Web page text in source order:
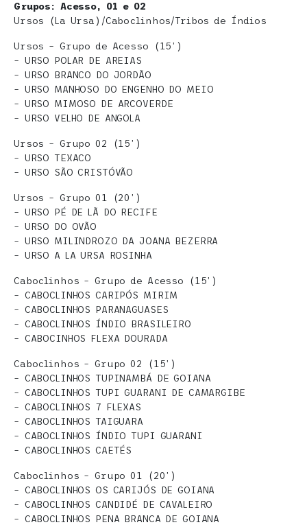
Grupos: Acesso, 01 e 02
Ursos (La Ursa)/Caboclinhos/Tribos de Índios
Ursos – Grupo de Acesso (15’)
– URSO POLAR DE AREIAS
– URSO BRANCO DO JORDÃO
– URSO MANHOSO DO ENGENHO DO MEIO
– URSO MIMOSO DE ARCOVERDE
– URSO VELHO DE ANGOLA
Ursos – Grupo 02 (15’)
– URSO TEXACO
– URSO SÃO CRISTÓVÃO
Ursos – Grupo 01 (20’)
– URSO PÉ DE LÃ DO RECIFE
– URSO DO OVÃO
– URSO MILINDROZO DA JOANA BEZERRA
– URSO A LA URSA ROSINHA
Caboclinhos – Grupo de Acesso (15’)
– CABOCLINHOS CARIPÓS MIRIM
– CABOCLINHOS PARANAGUASES
– CABOCLINHOS ÍNDIO BRASILEIRO
– CABOCINHOS FLEXA DOURADA
Caboclinhos – Grupo 02 (15’)
– CABOCLINHOS TUPINAMBÁ DE GOIANA
– CABOCLINHOS TUPI GUARANI DE CAMARGIBE
– CABOCLINHOS 7 FLEXAS
– CABOCLINHOS TAIGUARA
– CABOCLINHOS ÍNDIO TUPI GUARANI
– CABOCLINHOS CAETÉS
Caboclinhos – Grupo 01 (20’)
– CABOCLINHOS OS CARIJÓS DE GOIANA
– CABOCLINHOS CANDIDÉ DE CAVALEIRO
– CABOCLINHOS PENA BRANCA DE GOIANA